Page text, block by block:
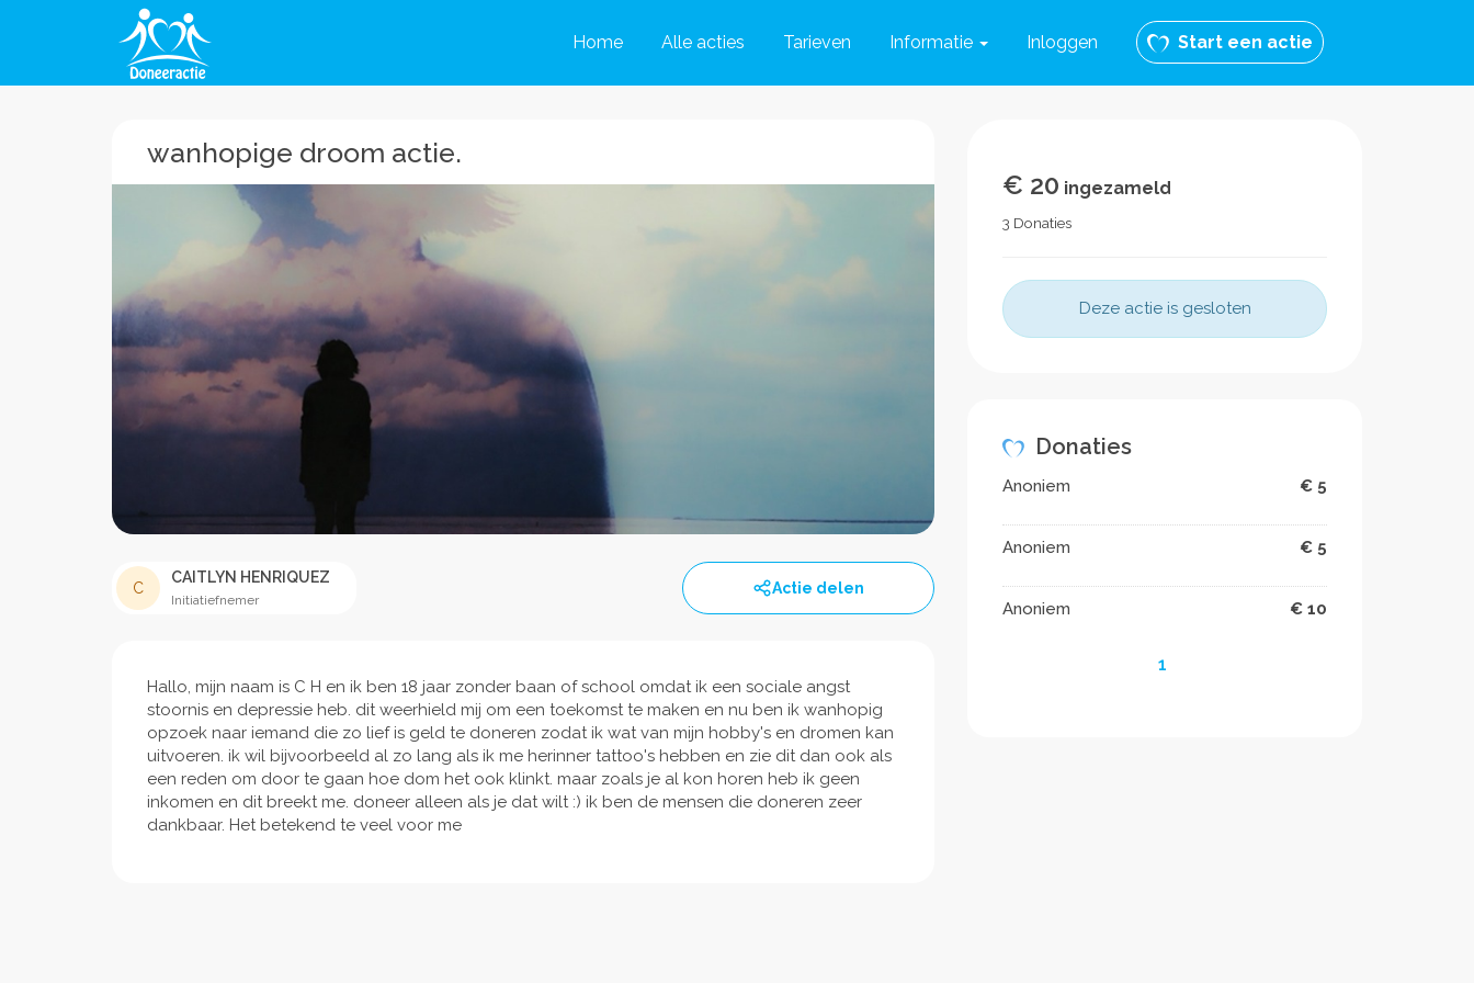
Home Alle acties Tarieven Informatie Inloggen Start een actie
wanhopige droom actie.
C
CAITLYN HENRIQUEZ
Initiatiefnemer
Actie delen
Hallo, mijn naam is C H en ik ben 18 jaar zonder baan of school omdat ik een sociale angst
stoornis en depressie heb. dit weerhield mij om een toekomst te maken en nu ben ik wanhopig
opzoek naar iemand die zo lief is geld te doneren zodat ik wat van mijn hobby's en dromen kan
uitvoeren. ik wil bijvoorbeeld al zo lang als ik me herinner tattoo's hebben en zie dit dan ook als
een reden om door te gaan hoe dom het ook klinkt. maar zoals je al kon horen heb ik geen
inkomen en dit breekt me. doneer alleen als je dat wilt :) ik ben de mensen die doneren zeer
dankbaar. Het betekend te veel voor me
€ 20 ingezameld
3 Donaties
Deze actie is gesloten
Donaties
Anoniem € 5
Anoniem € 5
Anoniem € 10
1